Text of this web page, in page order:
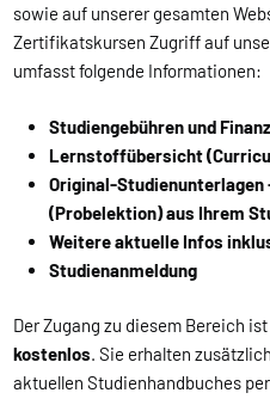
sowie auf unserer gesamten
Zertifikatskursen Zugriff auf
umfasst folgende Informationen:
Studiengebühren und
Lernstoffübersicht
Original-
(Probelektion) aus Ihrem
Weitere aktuelle Infos
Studienanmeldung
Der Zugang zu diesem Bereich
kostenlos. Sie erhalten
aktuellen Studienhandbuches